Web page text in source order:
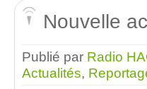
Nouvelle
Publié par Radio
Actualités,